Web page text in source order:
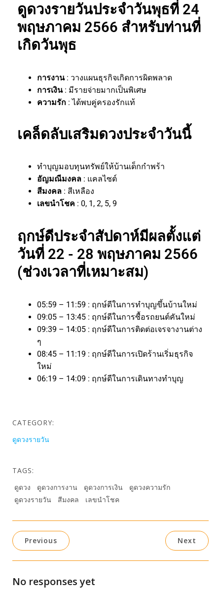
ดูดวงรายวันประจำวันพุธที่ 24
พฤษภาคม 2566 สำหรับท่านที่
เกิดวันพุธ
การงาน: วางแผนธุรกิจเกิดการผิดพลาด
การเงิน: มีรายจ่ายมากเป็นพิเศษ
ความรัก : ได้พบคู่ครองรักแท้
เคล็ดลับเสริมดวงประจำวันนี้
ทำบุญมอบทุนทรัพย์ให้บ้านเด็กกำพร้า
อัญมณีมงคล : แคลไซต์
สีมงคล : สีเหลือง
เลขนำโชค : 0, 1, 2, 5, 9
ฤกษ์ดีประจำสัปดาห์มีผลตั้งแต่
วันที่ 22 - 28 พฤษภาคม 2566
(ช่วงเวลาที่เหมาะสม)
05:59 – 11:59 : ฤกษ์ดีในการทำบุญขึ้นบ้านใหม่
09:05 – 13:45 : ฤกษ์ดีในการซื้อรถยนต์คันใหม่
09:39 – 14:05 : ฤกษ์ดีในการติดต่อเจรจางานต่าง
ๆ
08:45 – 11:19 : ฤกษ์ดีในการเปิดร้านเริ่มธุรกิจ
ใหม่
06:19 – 14:09 : ฤกษ์ดีในการเดินทางทำบุญ
CATEGORY:
ดูดวงรายวัน
TAGS:
ดูดวง
ดูดวงการงาน ดูดวงการเงิน
ดูดวงความรัก
ดูดวงรายวัน
สีมงคล เลขนำโชค
Previous Next
No responses yet